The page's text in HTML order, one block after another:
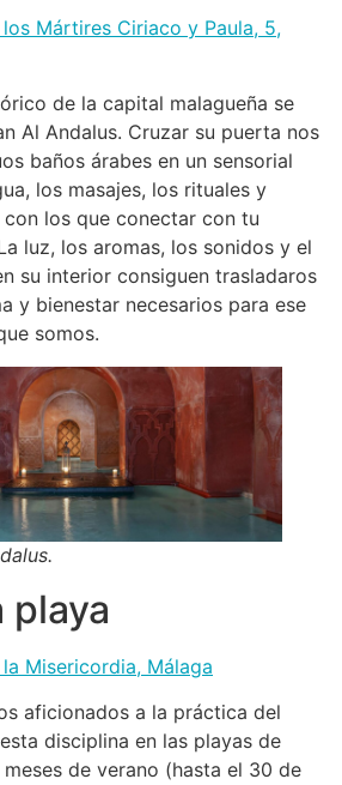
los Mártires Ciriaco y Paula, 5,
de la capital malagueña se
Al Andalus. Cruzar su puerta nos
baños árabes en un sensorial
los masajes, los rituales y
los que conectar con tu
luz, los aromas, los sonidos y el
su interior consiguen trasladaros
y bienestar necesarios para ese
somos.
playa
Misericordia, Málaga
aficionados a la práctica del
disciplina en las playas de
de verano (hasta el 30 de